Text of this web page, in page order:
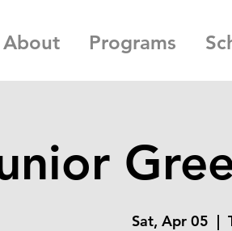
About Programs
Sat, Apr 05
  |